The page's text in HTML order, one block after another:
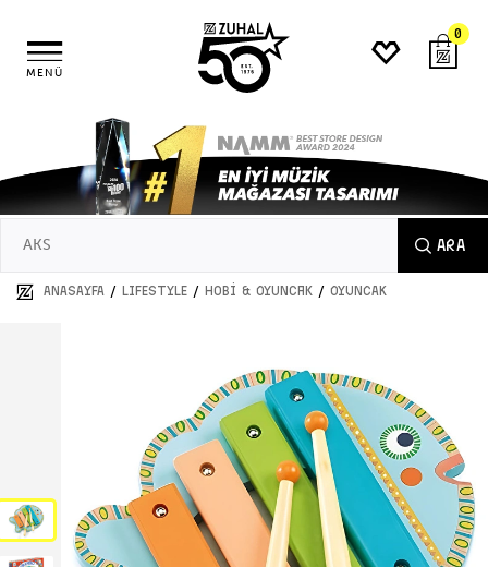
MENÜ
0
ARA
ANASAYFA / LIFESTYLE / Hobi & Oyuncak / OYUNCAK